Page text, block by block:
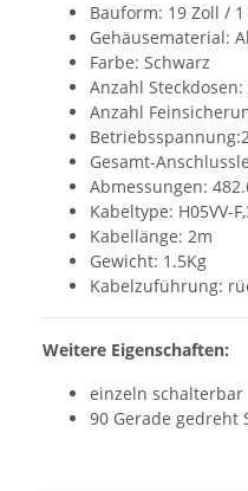
Bauform: 19 Zoll / 1
Gehäusematerial:
Farbe: Schwarz
Anzahl Steckdosen:
Anzahl
Gesamt-
Abmessungen:
Kabeltype: H05VV-
Kabellänge: 2m
Gewicht: 1.5Kg
Kabelzuführung:
Weitere Eigenschaften:
einzeln schalterbar
90 Gerade gedreht